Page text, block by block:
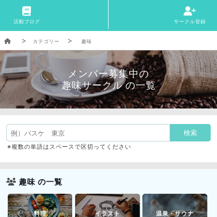
活動ブログ サークル登録
カテゴリー 趣味
メンバー募集中の
趣味サークル の一覧
※複数の単語はスペースで区切ってください
趣味 の一覧
料理 イラスト 温泉・サウナ